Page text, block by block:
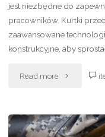
jest niezbędne do
pracowników. Kurtki
zaawansowane
konstrukcyjne, aby
Read more "Jakie
stosuje